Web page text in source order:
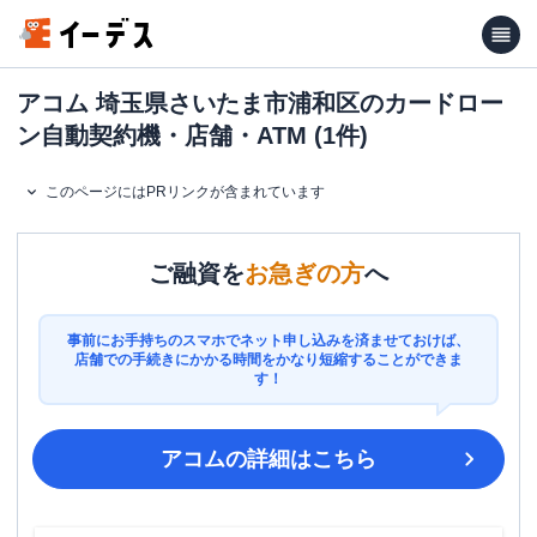
アコム 埼玉県さいたま市浦和区のカードロー
ン自動契約機・店舗・ATM (1件)
このページにはPRリンクが含まれています
ご融資をお急ぎの方へ
事前にお手持ちのスマホでネット申し込みを済ませておけば、
店舗での手続きにかかる時間をかなり短縮することができま
す！
アコムの詳細はこちら